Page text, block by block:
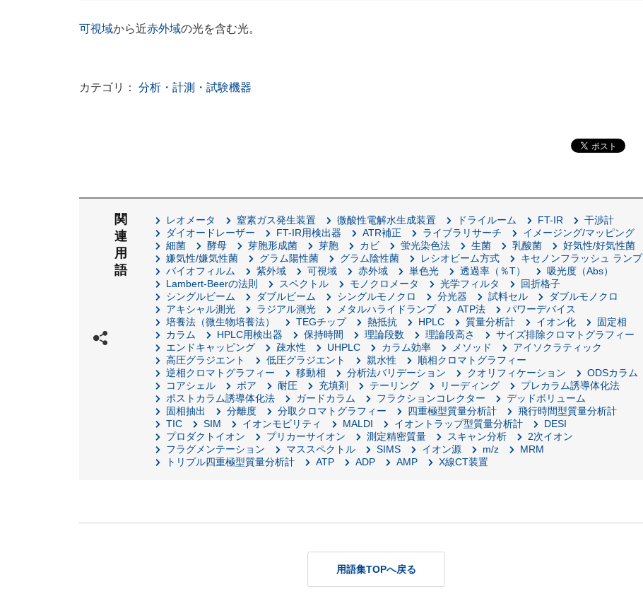
可視域から近赤外域の光を含む光。
カテゴリ： 分析・計測・試験機器
関
連
用
語
レオメータ 窒素ガス発生装置 微酸性電解水生成装置 ドライルーム FT-IR
干渉計
ダイオードレーザー
FT-IR用検出器 ATR補正 ライブラリサーチ
イメージング/マッピング
細菌
酵母 芽胞形成菌 芽胞 カビ 蛍光染色法 生菌 乳酸菌
好気性/好気性菌
嫌気性/嫌気性菌
グラム陽性菌 グラム陰性菌 レシオビーム方式
キセノンフラッシュ ランプ
バイオフィルム
紫外域 可視域 赤外域 単色光 透過率（％T）
吸光度（Abs）
Lambert-Beerの法則
スペクトル モノクロメータ 光学フィルタ
回折格子
シングルビーム
ダブルビーム シングルモノクロ 分光器 試料セル
ダブルモノクロ
アキシャル測光
ラジアル測光 メタルハライドランプ ATP法
パワーデバイス
培養法（微生物培養法）
TEGチップ 熱抵抗 HPLC 質量分析計 イオン化
固定相
カラム
HPLC用検出器 保持時間 理論段数 理論段高さ
サイズ排除クロマトグラフィー
エンドキャッピング
疎水性 UHPLC カラム効率 メソッド
アイソクラティック
高圧グラジエント
低圧グラジエント 親水性
順相クロマトグラフィー
逆相クロマトグラフィー
移動相 分析法バリデーション クオリフィケーション
ODSカラム
コアシェル
ポア 耐圧 充填剤 テーリング リーディング
プレカラム誘導体化法
ポストカラム誘導体化法
ガードカラム フラクションコレクター
デッドボリューム
固相抽出
分離度 分取クロマトグラフィー 四重極型質量分析計
飛行時間型質量分析計
TIC
SIM イオンモビリティ MALDI イオントラップ型質量分析計
DESI
プロダクトイオン
プリカーサイオン 測定精密質量 スキャン分析
2次イオン
フラグメンテーション
マススペクトル SIMS イオン源 m/z
MRM
トリプル四重極型質量分析計
ATP ADP AMP X線CT装置
用語集TOPへ戻る